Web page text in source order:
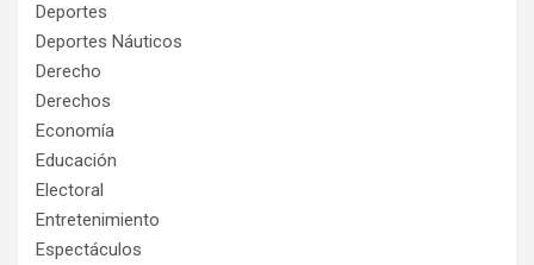
Deportes
Deportes Náuticos
Derecho
Derechos
Economía
Educación
Electoral
Entretenimiento
Espectáculos